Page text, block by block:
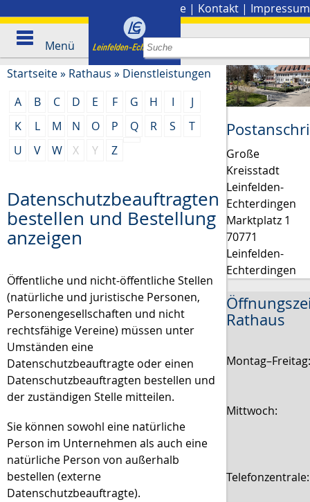
Presse | Kontakt | Impressum
Menü
Startseite» Rathaus » Dienstleistungen
A
B C D E F G H I
J
K
L M N O P Q R S
T
U
V W X Y Z
Datenschutzbeauftragten
bestellen und Bestellung
anzeigen
Öffentliche und nicht-öffentliche Stellen
(natürliche und juristische Personen,
Personengesellschaften und nicht
rechtsfähige Vereine) müssen unter
Umständen eine
Datenschutzbeauftragte oder einen
Datenschutzbeauftragten bestellen und
der zuständigen Stelle mitteilen.
Sie können sowohl eine natürliche
Person im Unternehmen als auch eine
natürliche Person von außerhalb
bestellen (externe
Datenschutzbeauftragte).
Große
Kreisstadt
Leinfelden-
Echterdingen
Marktplatz 1
70771
Leinfelden-
Echterdingen
Rathaus
Mittwoch: